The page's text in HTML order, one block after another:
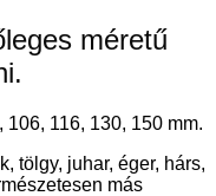
méretű
116, 130, 150 mm.
tölgy, juhar, éger, hárs,
más